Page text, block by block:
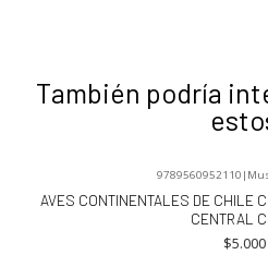
También podría
9789560952110 |
AVES CONTINENTALES DE CHILE
CENTRAL
$5.000